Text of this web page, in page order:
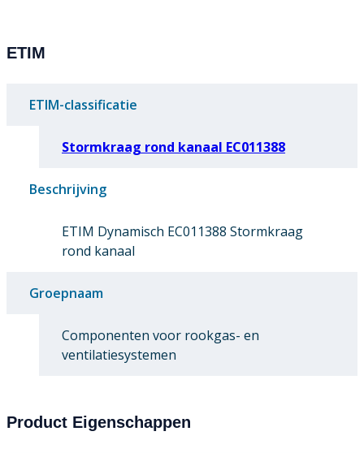
ETIM
ETIM-classificatie
Stormkraag rond kanaal EC011388
Beschrijving
ETIM Dynamisch EC011388 Stormkraag
rond kanaal
Groepnaam
Componenten voor rookgas- en
ventilatiesystemen
Product Eigenschappen